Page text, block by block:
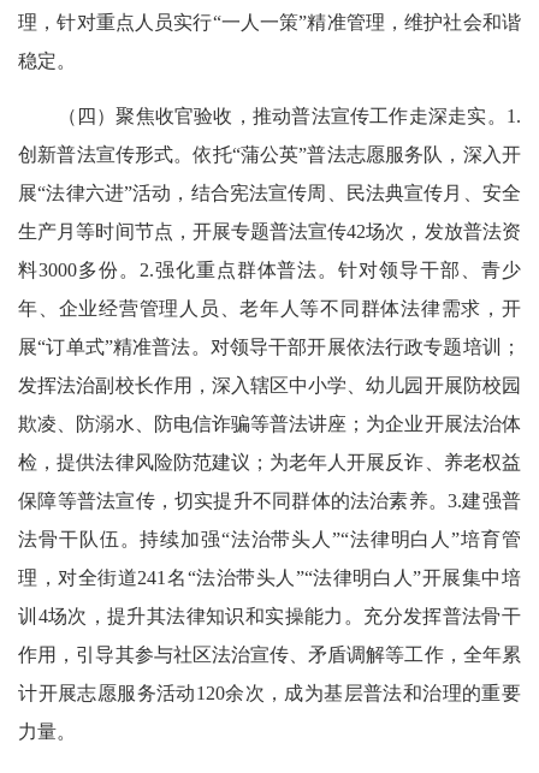
理，针对重点人员实行“一人一策”精准管理，维护社会和谐
稳定。
（四）聚焦收官验收，推动普法宣传工作走深走实。1.
创新普法宣传形式。依托“蒲公英”普法志愿服务队，深入开
展“法律六进”活动，结合宪法宣传周、民法典宣传月、安全
生产月等时间节点，开展专题普法宣传42场次，发放普法资
料3000多份。2.强化重点群体普法。针对领导干部、青少
年、企业经营管理人员、老年人等不同群体法律需求，开
展“订单式”精准普法。对领导干部开展依法行政专题培训；
发挥法治副校长作用，深入辖区中小学、幼儿园开展防校园
欺凌、防溺水、防电信诈骗等普法讲座；为企业开展法治体
检，提供法律风险防范建议；为老年人开展反诈、养老权益
保障等普法宣传，切实提升不同群体的法治素养。3.建强普
法骨干队伍。持续加强“法治带头人”“法律明白人”培育管
理，对全街道241名“法治带头人”“法律明白人”开展集中培
训4场次，提升其法律知识和实操能力。充分发挥普法骨干
作用，引导其参与社区法治宣传、矛盾调解等工作，全年累
计开展志愿服务活动120余次，成为基层普法和治理的重要
力量。